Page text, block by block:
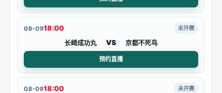
08-0918:00
长崎成功丸 VS 京都不死鸟
未开赛
预约直播
08-0918:00 未开赛